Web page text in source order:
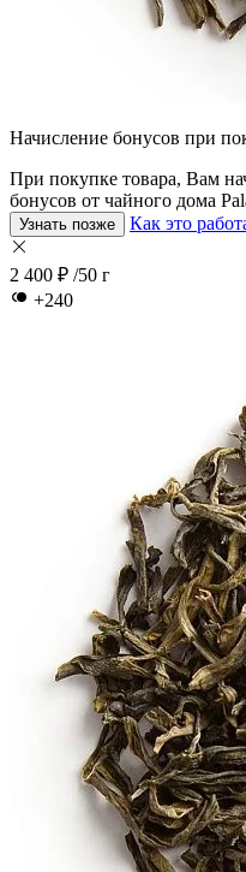
Начисление бонусов при
При покупкe товара, Вам
бонусов от чайного дома
Узнать позже Как это
2 400 ₽ /50 г
+240